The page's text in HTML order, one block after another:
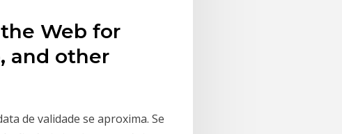
Web for
and other
de validade se aproxima. Se